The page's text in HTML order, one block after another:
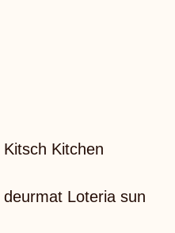
Kitsch Kitchen
deurmat Loteria sun